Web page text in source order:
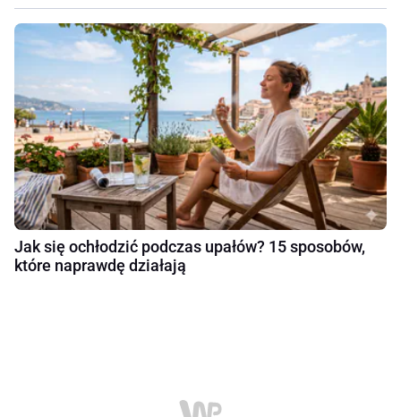
Jak się ochłodzić podczas upałów? 15 sposobów,
które naprawdę działają